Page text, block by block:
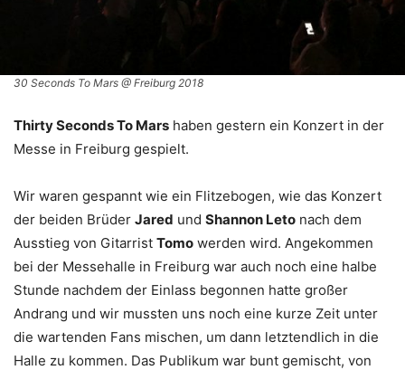
30 Seconds To Mars @ Freiburg 2018
Thirty Seconds To Mars haben gestern ein Konzert in der
Messe in Freiburg gespielt.
Wir waren gespannt wie ein Flitzebogen, wie das Konzert
der beiden Brüder Jared und Shannon Leto nach dem
Ausstieg von Gitarrist Tomo werden wird. Angekommen
bei der Messehalle in Freiburg war auch noch eine halbe
Stunde nachdem der Einlass begonnen hatte großer
Andrang und wir mussten uns noch eine kurze Zeit unter
die wartenden Fans mischen, um dann letztendlich in die
Halle zu kommen. Das Publikum war bunt gemischt, von